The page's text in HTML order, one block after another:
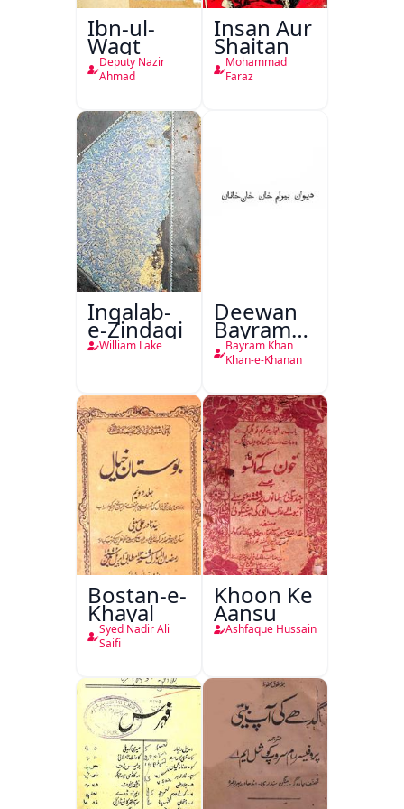
Ibn-ul-
Waqt
Deputy Nazir
Ahmad
Insan Aur
Shaitan
Mohammad
Faraz
Inqalab-
e-Zindagi
William Lake
Deewan
Bayram
Khan
Khan-e-
Bayram Khan
Khan-e-Khanan
Bostan-e-
Khayal
Syed Nadir Ali
Saifi
Khoon Ke
Aansu
Ashfaque Hussain